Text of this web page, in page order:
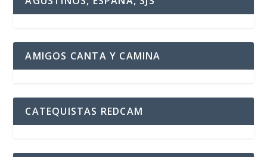
AMIGOS CANTA Y CAMINA
CATEQUISTAS REDCAM